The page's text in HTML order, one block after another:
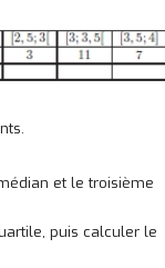
et le troisième
puis calculer le